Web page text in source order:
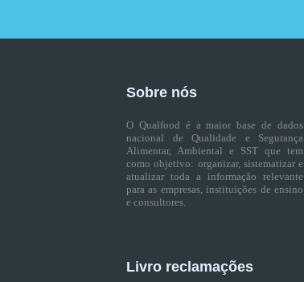
Sobre nós
O Qualfood é a maior base de dados
nacional de Qualidade e Segurança
Alimentar, Ambiental e SST que tem
como objetivo: organizar, sistematizar e
atualizar toda a informação relevante
para as empresas, instituições de ensino
e consultores.
Livro reclamações